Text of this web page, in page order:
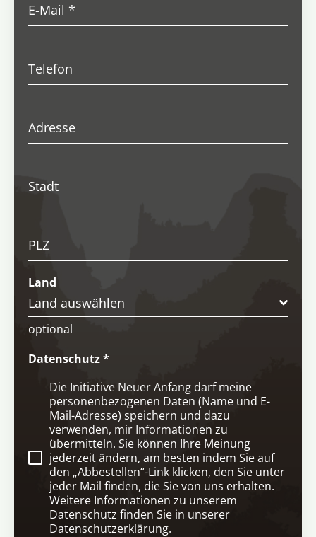
E-Mail*
Telefon
Adresse
Stadt
PLZ
Land
Land auswählen
optional
Datenschutz*
Die Initiative Neuer Anfang darf meine
personenbezogenen Daten (Name und E-
Mail-Adresse) speichern und dazu
verwenden, mir Informationen zu
übermitteln. Sie können Ihre Meinung
jederzeit ändern, am besten indem Sie auf
den „Abbestellen“-Link klicken, den Sie unter
jeder Mail finden, die Sie von uns erhalten.
Weitere Informationen zu unserem
Datenschutz finden Sie in unserer
Datenschutzerklärung.